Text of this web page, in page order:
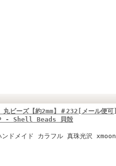
ビーズ【約2mm】＃232[メール便可]
- Shell Beads 貝殻
ドメイド カラフル 真珠光沢 xmoon